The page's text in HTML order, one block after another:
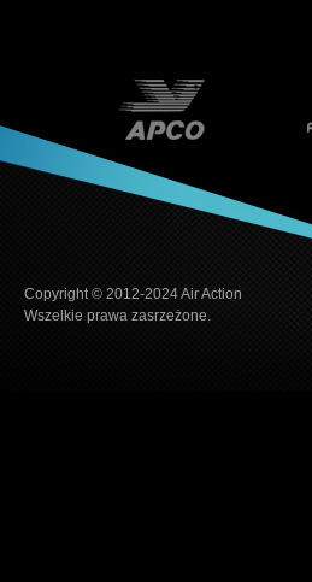
Copyright © 2012-2024 Air Action
Wszelkie prawa zasrzeżone.